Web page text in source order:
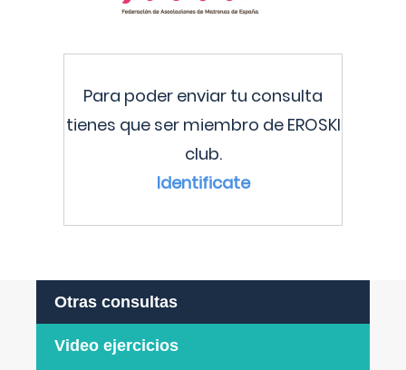
Para poder enviar tu consulta
tienes que ser miembro de EROSKI
club.
Identificate
Otras consultas
Video ejercicios